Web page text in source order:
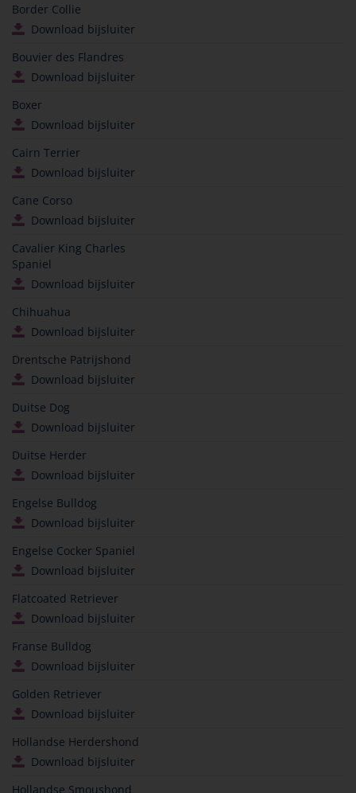
Border Collie
Download bijsluiter
Bouvier des Flandres
Download bijsluiter
Boxer
Download bijsluiter
Cairn Terrier
Download bijsluiter
Cane Corso
Download bijsluiter
Cavalier King Charles
Spaniel
Download bijsluiter
Chihuahua
Download bijsluiter
Drentsche Patrijshond
Download bijsluiter
Duitse Dog
Download bijsluiter
Duitse Herder
Download bijsluiter
Engelse Bulldog
Download bijsluiter
Engelse Cocker Spaniel
Download bijsluiter
Flatcoated Retriever
Download bijsluiter
Franse Bulldog
Download bijsluiter
Golden Retriever
Download bijsluiter
Hollandse Herdershond
Download bijsluiter
Hollandse Smoushond